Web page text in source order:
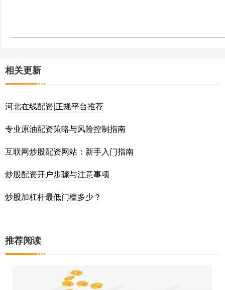
相关更新
河北在线配资|正规平台推荐
专业原油配资策略与风险控制指南
互联网炒股配资网站：新手入门指南
炒股配资开户步骤与注意事项
炒股加杠杆最低门槛多少？
推荐阅读